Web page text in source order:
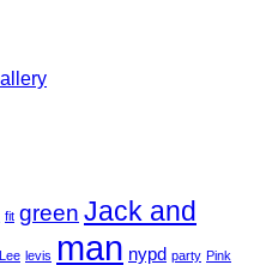
Keine
with
A
Gallery
fit green Jack and
Lee levis man nypd party Pink